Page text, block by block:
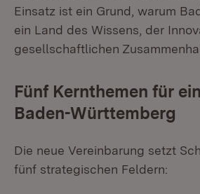
Einsatz ist ein Grund, warum
ein Land des Wissens, der
gesellschaftlichen
Fünf Kernthemen für
Baden-Württemberg
Die neue Vereinbarung setzt
fünf strategischen Feldern: